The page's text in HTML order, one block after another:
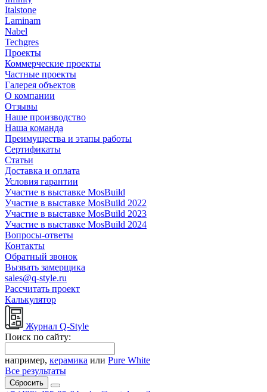
Italstone
Laminam
Nabel
Techgres
Проекты
Коммерческие проекты
Частные проекты
Галерея объектов
О компании
Отзывы
Наше производство
Наша команда
Преимущества и этапы работы
Сертификаты
Статьи
Доставка и оплата
Условия гарантии
Участие в выставке MosBuild
Участие в выставке MosBuild 2022
Участие в выставке MosBuild 2023
Участие в выставке MosBuild 2024
Вопросы-ответы
Контакты
Обратный звонок
Вызвать замерщика
sales@q-style.ru
Рассчитать проект
Калькулятор
Журнал Q-Style
Поиск по сайту:
например, керамика или Pure White
Все результаты
Сбросить